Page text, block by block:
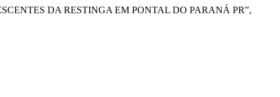
DA RESTINGA EM PONTAL DO PARANÁ PR”,